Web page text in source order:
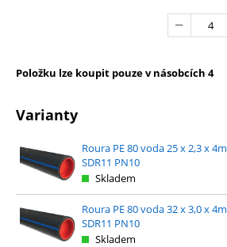
Položku lze koupit pouze v násobcích 4
Varianty
Roura PE 80 voda 25 x 2,3 x 4m
SDR11 PN10
Skladem
Roura PE 80 voda 32 x 3,0 x 4m
SDR11 PN10
Skladem